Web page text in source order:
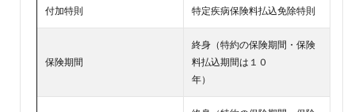
付加特則 特定疾病保険料払込免除特則
保険期間
終身（特約の保険期間・保険
料払込期間は１０
年）